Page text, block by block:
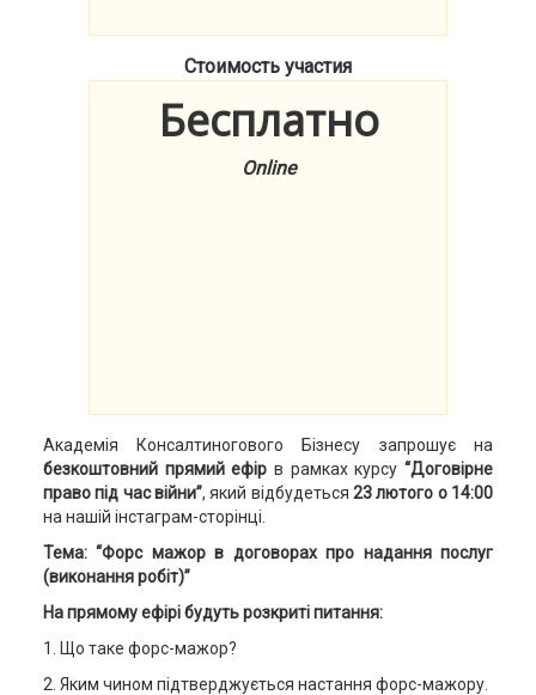
Стоимость участия
Бесплатно
Online
Академія Консалтиногового Бізнесу запрошує на
безкоштовний прямий ефір в рамках курсу “Договірне
право під час війни”, який відбудеться23 лютого о 14:00
на нашій інстаграм-сторінці.
Тема:“Форс мажор в договорах про надання послуг
(виконання робіт)”
На прямому ефірі будуть розкриті питання:
1. Що таке форс-мажор?
2. Яким чином підтверджується настання форс-мажору.